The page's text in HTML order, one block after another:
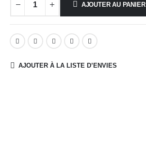
AJOUTER AU PANIER
AJOUTER À LA LISTE D’ENVIES